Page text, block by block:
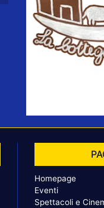
Homepage
Eventi
Spettacoli e